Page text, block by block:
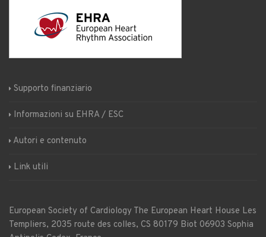
Supporto finanziario
Informazioni su EHRA / ESC
Autori e contenuto
Link utili
European Society of Cardiology The European Heart House Les
Templiers, 2035 route des colles, CS 80179 Biot 06903 Sophia